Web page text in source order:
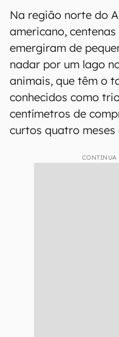
Na região norte do
americano,
emergiram de
nadar por um lago
animais, que têm o
conhecidos como
centímetros de
curtos quatro meses
CONTINUA